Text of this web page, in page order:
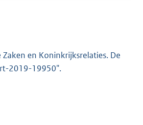
en Koninkrijksrelaties. De
2019-19950".